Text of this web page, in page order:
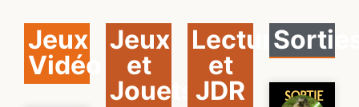
Jeux
Vidéo
Jeux
et
Jouets
Lecture
et
JDR
SORTIE